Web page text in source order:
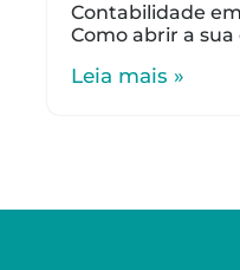
Contabilidade
Como abrir a sua
Leia mais »